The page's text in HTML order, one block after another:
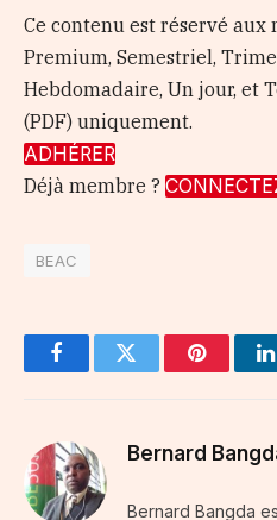
Ce contenu est réservé
Premium, Semestriel,
Hebdomadaire, Un jour, et
(PDF) uniquement.
ADHÉRER
Déjà membre ?
BEAC
FacebookTwitter Pinterest
Bernard
Bernard Bangda